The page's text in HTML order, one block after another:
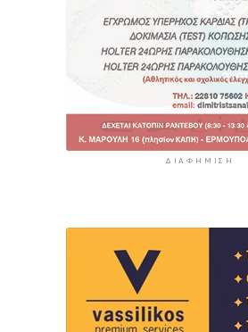
ΔΙΑΦΉΜΙΣΗ